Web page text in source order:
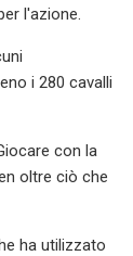
l'azione.
i 280 cavalli
con la
oltre ciò che
ha utilizzato